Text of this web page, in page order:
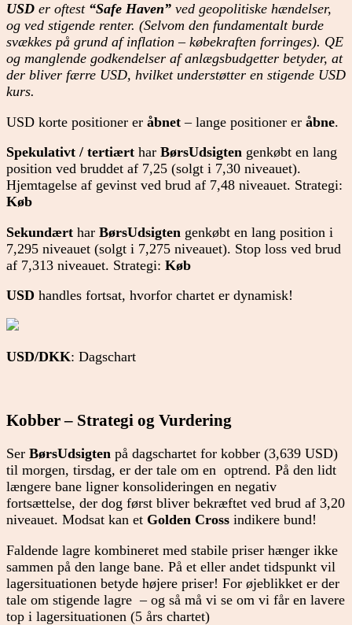
USD er oftest “Safe Haven” ved geopolitiske hændelser,
og ved stigende renter. (Selvom den fundamentalt burde
svækkes på grund af inflation – købekraften forringes). QE
og manglende godkendelser af anlægsbudgetter betyder, at
der bliver færre USD, hvilket understøtter en stigende USD
kurs.
USD korte positioner er åbnet– lange positioner er åbne.
Spekulativt / tertiært har BørsUdsigten genkøbt en lang
position ved bruddet af 7,25 (solgt i 7,30 niveauet).
Hjemtagelse af gevinst ved brud af 7,48 niveauet. Strategi:
Køb
Sekundært har BørsUdsigten genkøbt en lang position i
7,295 niveauet (solgt i 7,275 niveauet). Stop loss ved brud
af 7,313 niveauet. Strategi: Køb
USD handles fortsat, hvorfor chartet er dynamisk!
USD/DKK: Dagschart
Kobber – Strategi og Vurdering
Ser BørsUdsigten på dagschartet for kobber (3,639 USD)
til morgen, tirsdag, er der tale om en optrend. På den lidt
længere bane ligner konsolideringen en negativ
fortsættelse, der dog først bliver bekræftet ved brud af 3,20
niveauet. Modsat kan et Golden Cross indikere bund!
Faldende lagre kombineret med stabile priser hænger ikke
sammen på den lange bane. På et eller andet tidspunkt vil
lagersituationen betyde højere priser! For øjeblikket er der
tale om stigende lagre – og så må vi se om vi får en lavere
top i lagersituationen (5 års chartet)